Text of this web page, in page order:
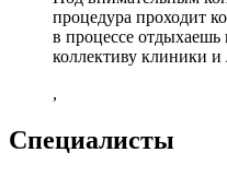
процедура проходит
в процессе
коллективу клиники
,
Специалисты